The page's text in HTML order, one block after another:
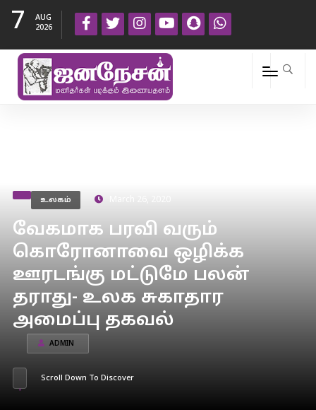
7
AUG
2026
உலகம்
வேகமாக பரவி வரும்
கொரோனாவை ஒழிக்க
ஊரடங்கு மட்டுமே பலன்
தராது- உலக சுகாதார
அமைப்பு தகவல்
ADMIN
Scroll Down To Discover